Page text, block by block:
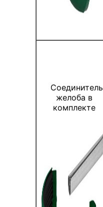
Соединитель
желоба в
комплекте